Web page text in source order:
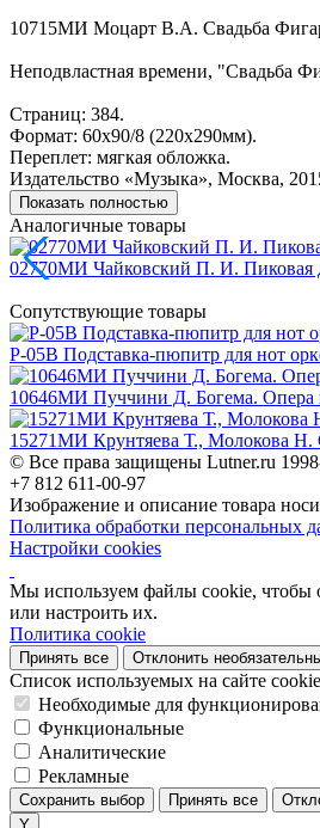
10715МИ Моцарт В.А. Свадьба
Неподвластная времени, "Свадьба
Страниц: 384.
Формат: 60х90/8 (220х290мм).
Переплет: мягкая обложка.
Издательство «Музыка», Москва,
Показать полностью
Аналогичные товары
02770МИ Чайковский П. И. Пиковая
Сопутствующие товары
P-05B Подставка-пюпитр для нот
10646МИ Пуччини Д. Богема. Опера
15271МИ Крунтяева Т., Молокова Н.
© Все права защищены Lutner.ru
+7 812 611-00-97
Изображение и описание товара
Политика обработки персональных
Настройки cookies
Мы используем файлы cookie, чтобы
или настроить их.
Политика cookie
Принять все Отклонить
Список используемых на сайте
Необходимые для
Функциональные
Аналитические
Рекламные
Сохранить выбор Принять все